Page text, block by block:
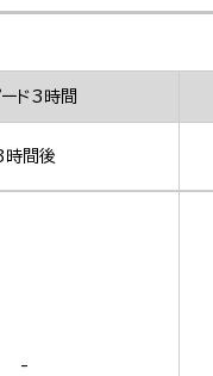
ド3時間
間後
-